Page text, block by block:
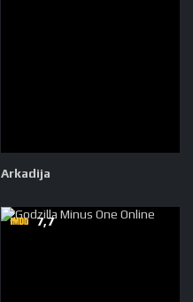
Arkadija
7,7